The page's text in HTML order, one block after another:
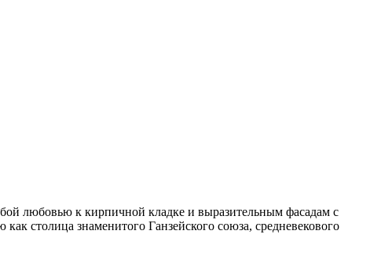
любовью к кирпичной кладке и выразительным фасадам с
столица знаменитого Ганзейского союза, средневекового